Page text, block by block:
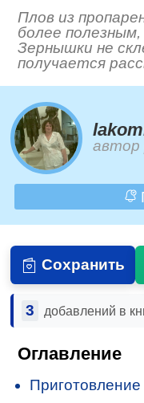
Плов из
более
Зернышки не
получается
автор
Сохранить
3 добавлений в
Оглавление
Приготовление